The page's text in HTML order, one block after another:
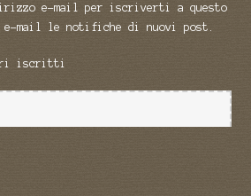
e-mail per iscriverti a questo
mail le notifiche di nuovi post.
iscritti